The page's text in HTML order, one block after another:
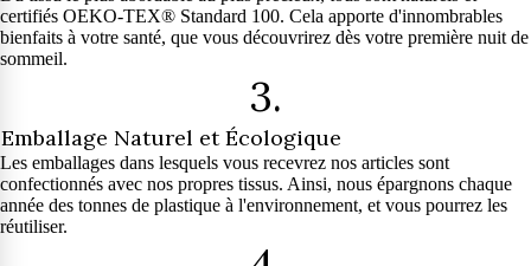
certifiés OEKO-TEX® Standard 100. Cela apporte d'innombrables
bienfaits à votre santé, que vous découvrirez dès votre première nuit de
sommeil.
3.
Emballage Naturel et Écologique
Les emballages dans lesquels vous recevrez nos articles sont
confectionnés avec nos propres tissus. Ainsi, nous épargnons chaque
année des tonnes de plastique à l'environnement, et vous pourrez les
réutiliser.